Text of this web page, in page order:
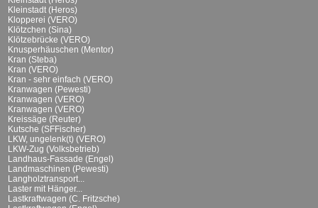
Kleinstadt (Heros)
Klopperei (VERO)
Klötzchen (Sina)
Klötzebrücke (VERO)
Knusperhäuschen (Mentor)
Kran (Steba)
Kran (VERO)
Kran - sehr einfach (VERO)
Kranwagen (Pewesti)
Kranwagen (VERO)
Kranwagen (VERO)
Kreissäge (Reuter)
Kutsche (SFFischer)
LKW, ungelenk(t) (VERO)
LKW-Zug (Volksbetrieb)
Landhaus-Fassade (Engel)
Landmaschinen (Pewesti)
Langholztransport...
Laster mit Hänger...
Lastkraftwagen (C. Fritzsche)